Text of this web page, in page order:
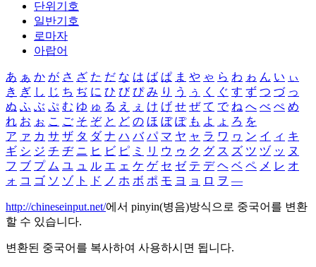
단위기호
일반기호
로마자
아랍어
あ ぁ か が さ ざ た だ な は ば ぱ ま や ゃ ら わ ゎ ん い ぃ
き ぎ し じ ち ぢ に ひ び ぴ み り う ぅ く ぐ す ず つ づ っ
ぬ ふ ぶ ぷ む ゆ ゅ る え ぇ け げ せ ぜ て で ね へ べ ぺ め
れ お ぉ こ ご そ ぞ と ど の ほ ぼ ぽ も よ ょ ろ を
ア ァ カ サ ザ タ ダ ナ ハ バ パ マ ヤ ャ ラ ワ ヮ ン イ ィ キ
ギ シ ジ チ ヂ ニ ヒ ビ ピ ミ リ ウ ゥ ク グ ス ズ ツ ヅ ッ ヌ
フ ブ プ ム ユ ュ ル エ ェ ケ ゲ セ ゼ テ デ ヘ ベ ペ メ レ オ
ォ コ ゴ ソ ゾ ト ド ノ ホ ボ ポ モ ヨ ョ ロ ヲ ―
http://chineseinput.net/에서 pinyin(병음)방식으로 중국어를 변환
할 수 있습니다.
변환된 중국어를 복사하여 사용하시면 됩니다.